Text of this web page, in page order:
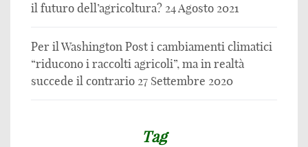
il futuro dell’agricoltura? 24 Agosto 2021
Per il Washington Post i cambiamenti climatici
“riducono i raccolti agricoli”, ma in realtà
succede il contrario 27 Settembre 2020
Tag